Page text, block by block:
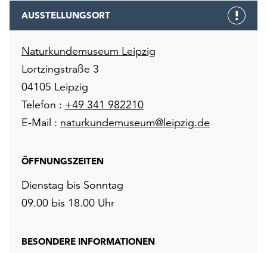
AUSSTELLUNGSORT
Naturkundemuseum Leipzig
Lortzingstraße 3
04105 Leipzig
Telefon : +49 341 982210
E-Mail : naturkundemuseum@leipzig.de
ÖFFNUNGSZEITEN
Dienstag bis Sonntag
09.00 bis 18.00 Uhr
BESONDERE INFORMATIONEN